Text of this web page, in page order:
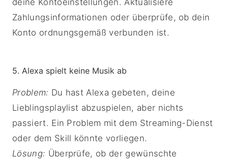
deine Kontoeinstellungen. Aktualisiere
Zahlungsinformationen oder überprüfe, ob dein
Konto ordnungsgemäß verbunden ist.
5. Alexa spielt keine Musik ab
Problem: Du hast Alexa gebeten, deine
Lieblingsplaylist abzuspielen, aber nichts
passiert. Ein Problem mit dem Streaming-Dienst
oder dem Skill könnte vorliegen.
Lösung: Überprüfe, ob der gewünschte